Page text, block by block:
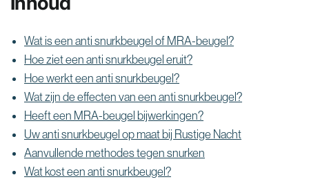
Wat is een anti snurkbeugel of MRA-beugel?
Hoe ziet een anti snurkbeugel eruit?
Hoe werkt een anti snurkbeugel?
Wat zijn de effecten van een anti snurkbeugel?
Heeft een MRA-beugel bijwerkingen?
Uw anti snurkbeugel op maat bij Rustige Nacht
Aanvullende methodes tegen snurken
Wat kost een anti snurkbeugel?